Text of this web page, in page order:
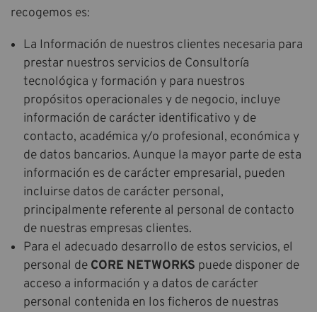
recogemos es:
La Información de nuestros clientes necesaria para
prestar nuestros servicios de Consultoría
tecnológica y formación y para nuestros
propósitos operacionales y de negocio, incluye
información de carácter identificativo y de
contacto, académica y/o profesional, económica y
de datos bancarios. Aunque la mayor parte de esta
información es de carácter empresarial, pueden
incluirse datos de carácter personal,
principalmente referente al personal de contacto
de nuestras empresas clientes.
Para el adecuado desarrollo de estos servicios, el
personal de CORE NETWORKS puede disponer de
acceso a información y a datos de carácter
personal contenida en los ficheros de nuestras